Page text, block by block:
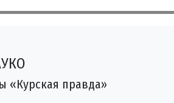
«Курская правда»